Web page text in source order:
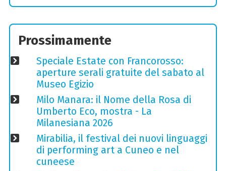
Prossimamente
Speciale Estate con Francorosso:
aperture serali gratuite del sabato al
Museo Egizio
Milo Manara: il Nome della Rosa di
Umberto Eco, mostra - La
Milanesiana 2026
Mirabilia, il festival dei nuovi linguaggi
di performing art a Cuneo e nel
cuneese